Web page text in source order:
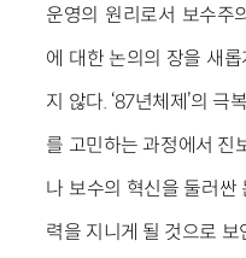
운영의 원리로서 보수주
에 대한 논의의 장을 새
지 않다. ‘87년체제’의 극
를 고민하는 과정에서 진
나 보수의 혁신을 둘러싼
력을 지니게 될 것으로 보